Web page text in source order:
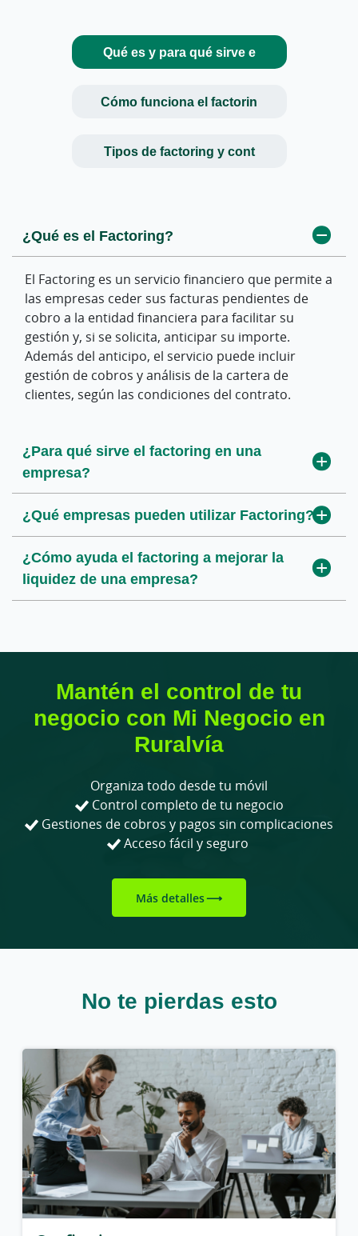
Qué es y para qué sirve e
Cómo funciona el factorin
Tipos de factoring y cont
¿Qué es el Factoring?
El Factoring es un servicio financiero que permite a
las empresas ceder sus facturas pendientes de
cobro a la entidad financiera para facilitar su
gestión y, si se solicita, anticipar su importe.
Además del anticipo, el servicio puede incluir
gestión de cobros y análisis de la cartera de
clientes, según las condiciones del contrato.
¿Para qué sirve el factoring en una
empresa?
¿Qué empresas pueden utilizar Factoring?
¿Cómo ayuda el factoring a mejorar la
liquidez de una empresa?
¿Cómo funciona el Factoring paso a paso?
La empresa cede sus facturas comerciales a la
entidad financiera. A partir de ese momento, la
entidad puede encargarse de la gestión del cobro
y, si así se acuerda, anticipar el importe de las
facturas. Las condiciones de anticipo y gestión se
establecen en el contrato.
¿Qué documentación se necesita para
contratar factoring?
¿Se puede utilizar el factoring para
operaciones internacionales?
¿Qué diferencia hay entre factoring con
recurso y sin recurso?
En el factoring con recurso, la empresa responde
frente a la entidad financiera en caso de impago
del deudor. En el factoring sin recurso, la entidad
puede asumir el riesgo de insolvencia del deudor,
dentro de los límites y condiciones establecidos en
el contrato.
¿El factoring cubre siempre el riesgo de
impago?
¿En qué se diferencia el factoring del
confirming?
¿Es compatible el factoring con otros
productos financieros?
Mantén el control de tu
negocio con Mi Negocio en
Ruralvía
Organiza todo desde tu móvil
Control completo de tu negocio
Gestiones de cobros y pagos sin complicaciones
Acceso fácil y seguro
Más detalles
No te pierdas esto